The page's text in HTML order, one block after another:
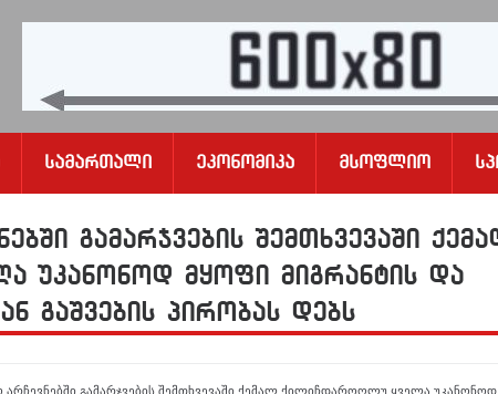
Სამართალი Ეკონომიკა Მსოფლიო
გამარჯვების შემთხვევაში
უკანონოდ მყოფი მიგრანტის და
გაშვების პირობას დებს